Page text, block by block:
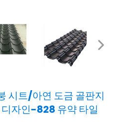
시트/아연 도금 골판지
자인-828 유약 타일